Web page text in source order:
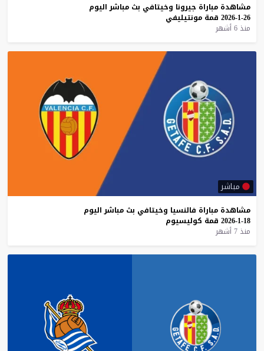
مشاهدة مباراة جيرونا وخيتافي بث مباشر اليوم
26-1-2026
قمة مونتيليفي
منذ 6 أشهر
مباشر
مشاهدة مباراة فالنسيا وخيتافي بث مباشر اليوم
18-1-2026
قمة كوليسيوم
منذ 7 أشهر